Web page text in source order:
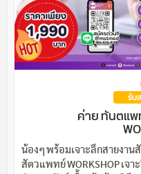
รับ
ค่าย ทันตแพ
น้องๆ พร้อมเจาะลึกสายงา
สัตวแพทย์ WORKSHOP เจ